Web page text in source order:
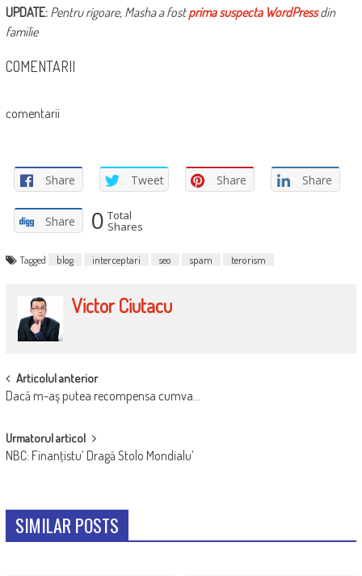
UPDATE: Pentru rigoare, Masha a fostprima suspecta WordPressdin
familie
COMENTARII
comentarii
Share Tweet Share Share
Share 0 Total
Shares
Tagged blog interceptari seo spam terorism
Victor Ciutacu
POST
NAVIGATION
Articolul anterior
Dacă m-aş putea recompensa cumva…
Urmatorul articol
NBC: Finanţistu’ Dragă Stolo Mondialu’
SIMILAR POSTS